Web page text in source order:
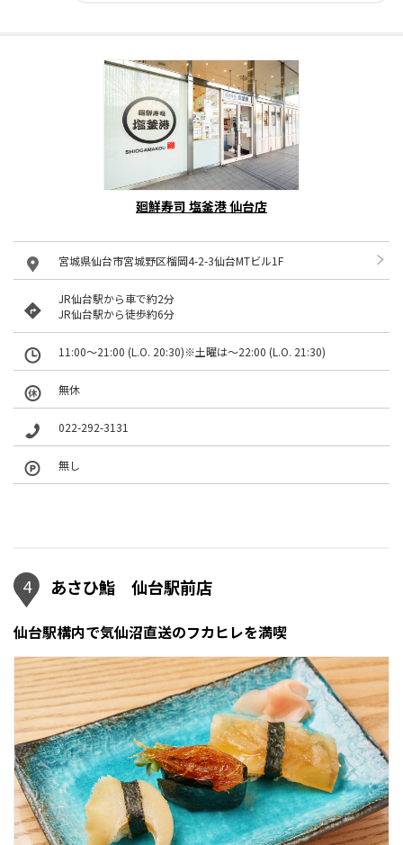
廻鮮寿司 塩釜港 仙台店
宮城県仙台市宮城野区榴岡4-2-3仙台MTビル1F
JR仙台駅から車で約2分
JR仙台駅から徒歩約6分
11:00～21:00 (L.O. 20:30)※土曜は～22:00 (L.O. 21:30)
無休
022-292-3131
無し
4 あさひ鮨 仙台駅前店
仙台駅構内で気仙沼直送のフカヒレを満喫